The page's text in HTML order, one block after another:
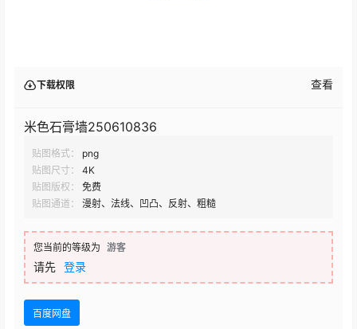
下载权限 查看
米色石膏墙250610836
贴图格式：
png
贴图尺寸：
4K
贴图版权：
免费
贴图通道：
漫射、法线、凹凸、反射、粗糙
您当前的等级为 游客
请先 登录
百度网盘